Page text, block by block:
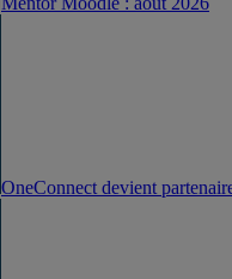
OneConnect devient